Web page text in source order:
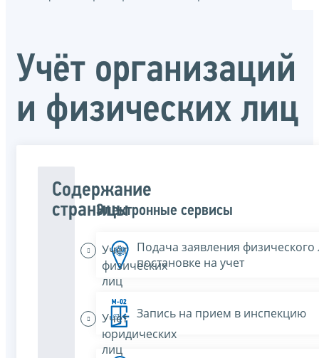
Учёт организаций
и физических лиц
Содержание
страницы
Учёт
физических
лиц
Учёт
юридических
лиц
Электронные сервисы
Подача заявления физического
постановке на учет
Запись на прием в инспекцию